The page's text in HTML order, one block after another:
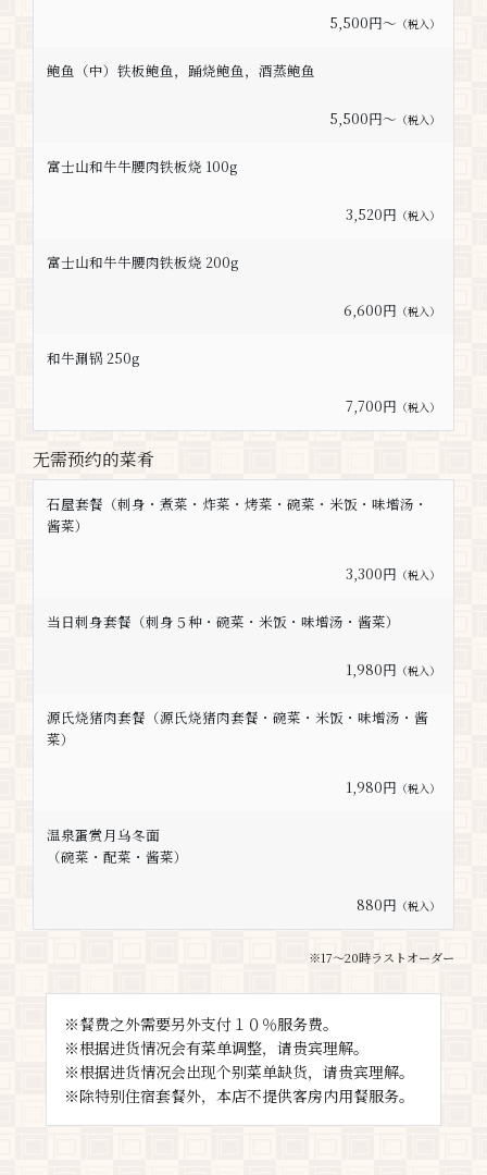
5,500円〜 （税入）
鲍鱼（中）铁板鲍鱼，踊烧鲍鱼，酒蒸鲍鱼
5,500円〜 （税入）
富士山和牛牛腰肉铁板烧 100g
3,520円 （税入）
富士山和牛牛腰肉铁板烧 200g
6,600円 （税入）
和牛涮锅 250g
7,700円 （税入）
无需预约的菜肴
石屋套餐（刺身・煮菜・炸菜・烤菜・碗菜・米饭・味增汤・
酱菜）
3,300円 （税入）
当日刺身套餐（刺身５种・碗菜・米饭・味增汤・酱菜）
1,980円 （税入）
源氏烧猪肉套餐（源氏烧猪肉套餐・碗菜・米饭・味增汤・酱
菜）
1,980円 （税入）
温泉蛋赏月乌冬面
（碗菜・配菜・酱菜）
880円 （税入）
※17～20時ラストオーダー
※餐费之外需要另外支付１０％服务费。
※根据进货情况会有菜单调整，请贵宾理解。
※根据进货情况会出现个别菜单缺货，请贵宾理解。
※除特别住宿套餐外，本店不提供客房内用餐服务。